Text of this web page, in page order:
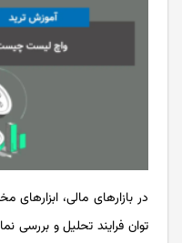
در بازارهای مالی،
توان فرایند تحلیل و بررسی